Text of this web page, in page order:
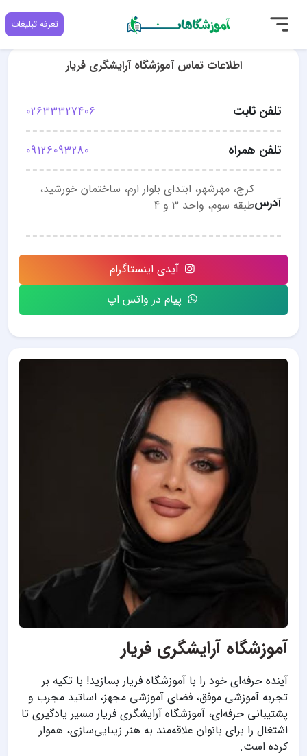
تعرفه تبلیغات
آموزشگاه آرایشگری فریار
آینده حرفه‌ای خود را با آموزشگاه فریار بسازید! با تکیه بر
تجربه آموزشی موفق، فضای آموزشی مجهز، اساتید مجرب و
پشتیبانی حرفه‌ای، آموزشگاه آرایشگری فریار مسیر یادگیری تا
اشتغال را برای بانوان علاقه‌مند به هنر زیبایی‌سازی، هموار
کرده است.
اطلاعات تماس آموزشگاه آرایشگری فریار
تلفن ثابت 02633327406
تلفن همراه 09126093280
آدرس
کرج، مهرشهر، ابتدای بلوار ارم، ساختمان خورشید،
طبقه سوم، واحد 3 و 4
آیدی اینستاگرام
پیام در واتس اپ